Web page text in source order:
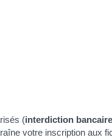
(interdiction bancaire
votre inscription aux